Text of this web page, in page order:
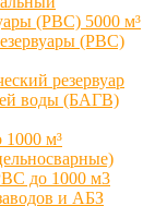
(РВС) 5000 м³
(РВС)
резервуар
воды (БАГВ)
м³
до 1000 м3
и АБЗ